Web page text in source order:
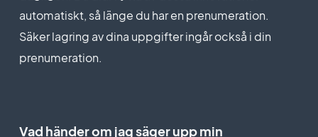
Byrån
$3480/år
automatiskt, så länge du har en prenumeration.
Säker lagring av dina uppgifter ingår också i din
prenumeration.
Vad händer om jag säger upp min